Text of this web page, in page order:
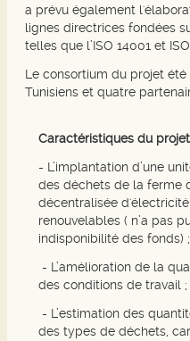
a prévu également
lignes directrices fondées
telles que l’ISO 14001 et
Le consortium du projet
Tunisiens et quatre
Caractéristiques du projet
- L’implantation d’une
des déchets de la ferme
décentralisée
renouvelables ( n’a pas
indisponibilité des fonds) ;
- L’amélioration de la
des conditions de travail ;
- L’estimation des
des types de déchets,